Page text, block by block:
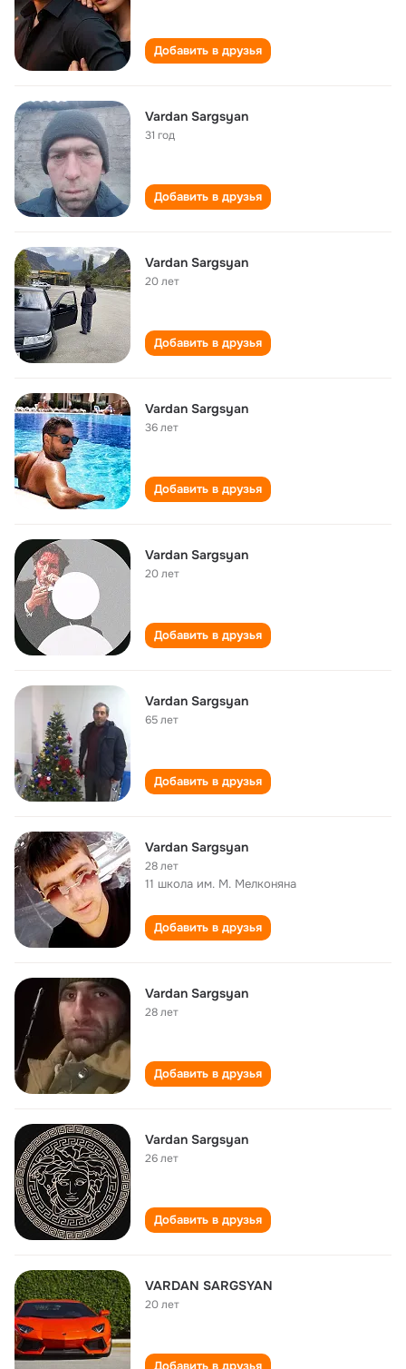
Добавить в друзья
Vardan Sargsyan
31 год
Добавить в друзья
Vardan Sargsyan
20 лет
Добавить в друзья
Vardan Sargsyan
36 лет
Добавить в друзья
Vardan Sargsyan
20 лет
Добавить в друзья
Vardan Sargsyan
65 лет
Добавить в друзья
Vardan Sargsyan
28 лет
11 школа им. М. Мелконяна
Добавить в друзья
Vardan Sargsyan
28 лет
Добавить в друзья
Vardan Sargsyan
26 лет
Добавить в друзья
VARDAN SARGSYAN
20 лет
Добавить в друзья